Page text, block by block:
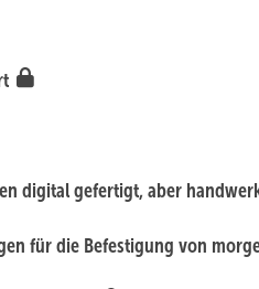
digital gefertigt, aber
für die Befestigung von